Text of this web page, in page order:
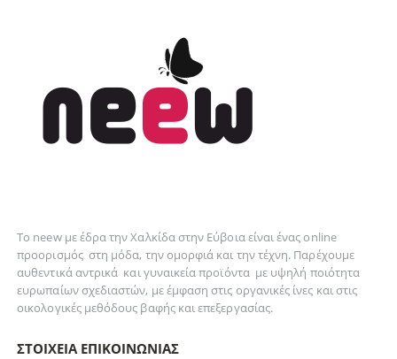
Το neew με έδρα την Xαλκίδα στην Εύβοια είναι ένας online
προορισμός στη μόδα, τηνομορφιά και τηντέχνη. Παρέχουμε
αυθεντικάαντρικά καιγυναικείαπροϊόντα με υψηλή ποιότητα
ευρωπαίων σχεδιαστών, με έμφαση στις οργανικές ίνες και στις
οικολογικές μεθόδους βαφής και επεξεργασίας.
ΣΤΟΙΧΕΊΑ ΕΠΙΚΟΙΝΩΝΊΑΣ